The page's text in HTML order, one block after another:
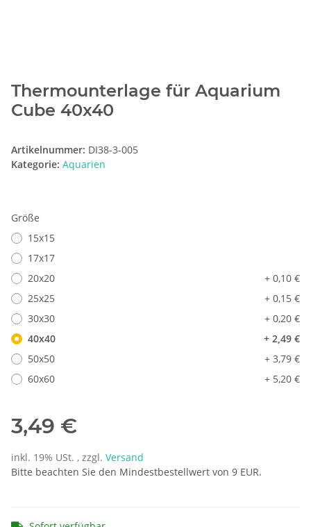
Thermounterlage für Aquarium
Cube 40x40
Artikelnummer: DI38-3-005
Kategorie: Aquarien
Größe
15x15
17x17
20x20
+ 0,10 €
25x25
+ 0,15 €
30x30
+ 0,20 €
40x40
+ 2,49 €
50x50
+ 3,79 €
60x60
+ 5,20 €
3,49 €
inkl. 19% USt. , zzgl. Versand
Bitte beachten Sie den Mindestbestellwert von 9 EUR.